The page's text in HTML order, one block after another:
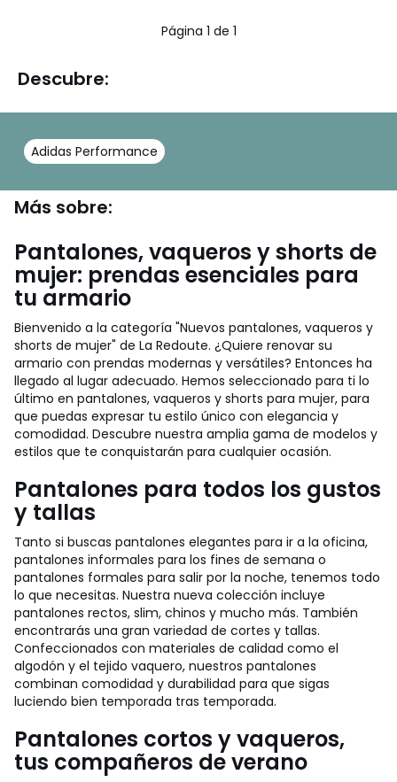
Página 1 de 1
Descubre:
Adidas Performance
Más sobre:
Pantalones, vaqueros y shorts de
mujer: prendas esenciales para
tu armario
Bienvenido a la categoría "Nuevos pantalones, vaqueros y
shorts de mujer" de La Redoute. ¿Quiere renovar su
armario con prendas modernas y versátiles? Entonces ha
llegado al lugar adecuado. Hemos seleccionado para ti lo
último en pantalones, vaqueros y shorts para mujer, para
que puedas expresar tu estilo único con elegancia y
comodidad. Descubre nuestra amplia gama de modelos y
estilos que te conquistarán para cualquier ocasión.
Pantalones para todos los gustos
y tallas
Tanto si buscas pantalones elegantes para ir a la oficina,
pantalones informales para los fines de semana o
pantalones formales para salir por la noche, tenemos todo
lo que necesitas. Nuestra nueva colección incluye
pantalones rectos, slim, chinos y mucho más. También
encontrarás una gran variedad de cortes y tallas.
Confeccionados con materiales de calidad como el
algodón y el tejido vaquero, nuestros pantalones
combinan comodidad y durabilidad para que sigas
luciendo bien temporada tras temporada.
Pantalones cortos y vaqueros,
tus compañeros de verano